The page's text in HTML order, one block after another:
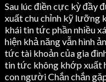
Sau lúc điền cực kỳ đầy
xuất chu chỉnh kỹ lưỡng
khái tin tức phần nhiều
hiện khả năng vẫn hình
tức tài khoản của gia
tin tức không khớp xuất
con người Chắn chắn